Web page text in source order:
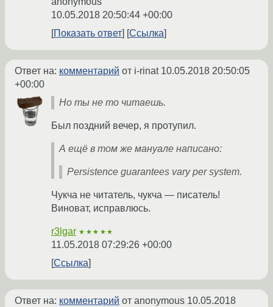
10.05.2018 20:50:44 +00:00
Показать ответ
Ссылка
Ответ на: комментарий от i-rinat 10.05.2018 20:50:05
+00:00
Но ты не то читаешь.
Был поздний вечер, я протупил.
А ещё в том же мануале написано:
Persistence guarantees vary per system.
Чукча не читатель, чукча — писатель!
Виноват, исправлюсь.
r3lgar ★★★★★
11.05.2018 07:29:26 +00:00
Ссылка
Ответ на: комментарий от anonymous 10.05.2018